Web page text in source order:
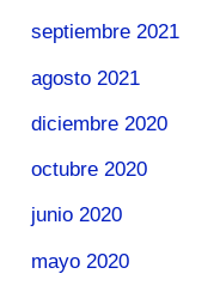
septiembre 2021
agosto 2021
diciembre 2020
octubre 2020
junio 2020
mayo 2020